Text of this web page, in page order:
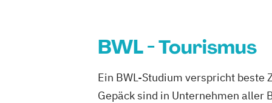
BWL - Tourismus
Ein BWL-Studium verspricht
Gepäck sind in Unternehmen aller